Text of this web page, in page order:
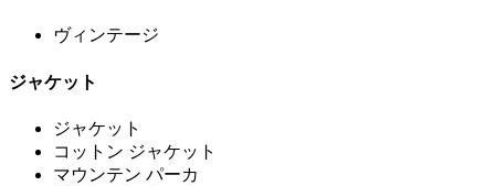
ヴィンテージ
ジャケット
ジャケット
コットン ジャケット
マウンテン パーカ